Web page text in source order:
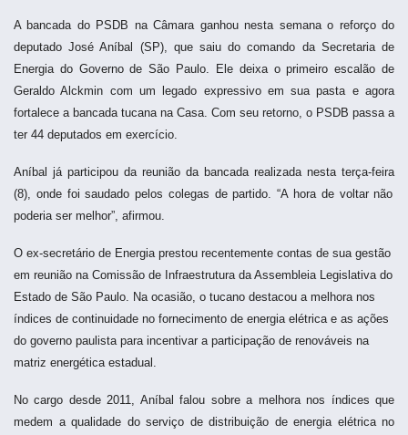
A bancada do PSDB na Câmara ganhou nesta semana o reforço do
deputado José Aníbal (SP), que saiu do comando da Secretaria de
Energia do Governo de São Paulo. Ele deixa o primeiro escalão de
Geraldo Alckmin com um legado expressivo em sua pasta e agora
fortalece a bancada tucana na Casa. Com seu retorno, o PSDB passa a
ter 44 deputados em exercício.
Aníbal já participou da reunião da bancada realizada nesta terça-feira
(8), onde foi saudado pelos colegas departido. “A horade voltar não
poderia ser melhor”, afirmou.
O ex-secretário de Energia prestou recentemente contas de sua gestão
em reunião na Comissão de Infraestrutura da Assembleia Legislativa do
Estado de São Paulo. Na ocasião, o tucano destacou a melhora nos
índices de continuidade no fornecimento de energia elétrica e as ações
do governo paulista para incentivar a participação de renováveis na
matriz energética estadual.
No cargo desde 2011, Aníbal falou sobre a melhora nos índices que
medem a qualidade do serviço de distribuição de energia elétrica no